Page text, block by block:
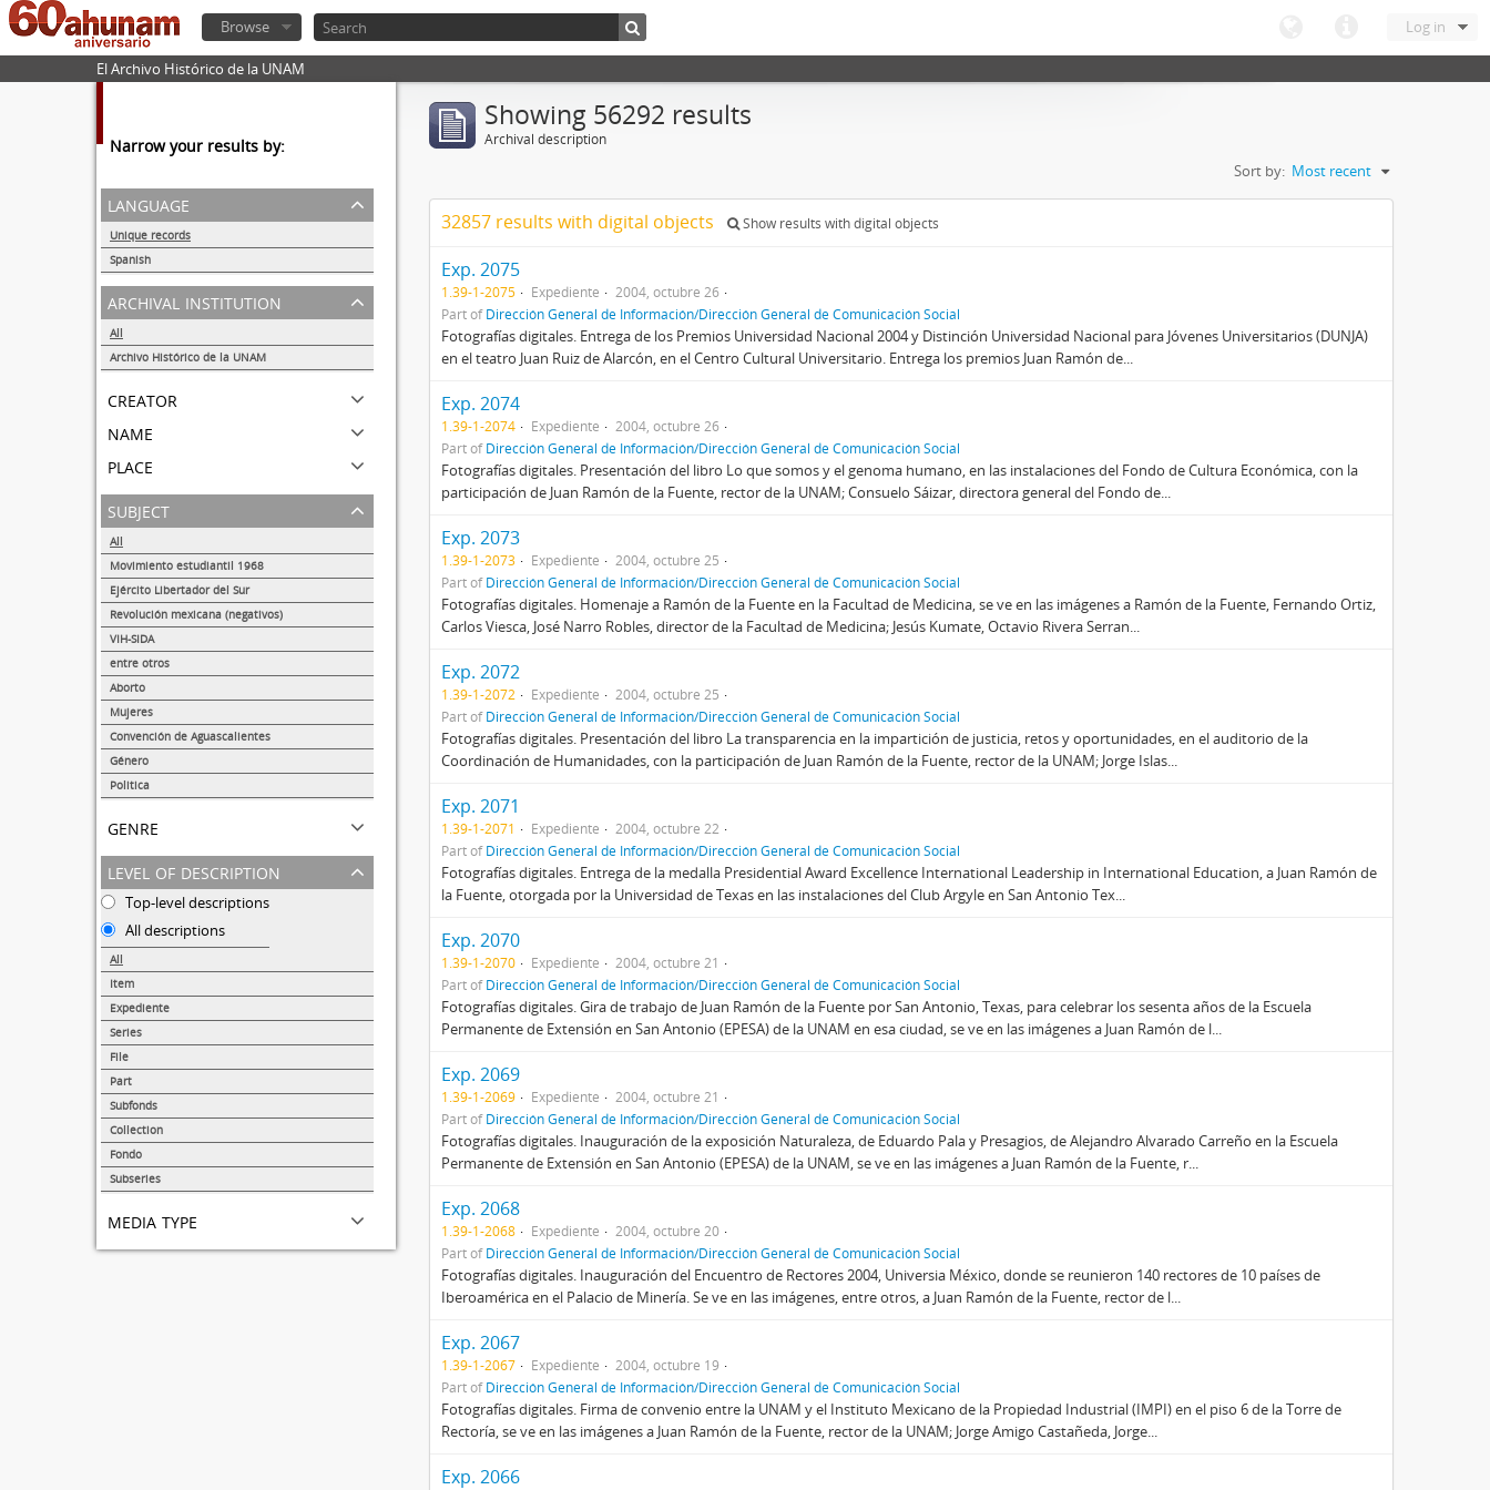
Log in
Browse
El Archivo Histórico de la UNAM
Narrow your results by:
language
Unique records
Spanish
56260
archival institution
All
Archivo Histórico de la UNAM
creator
name
place
subject
All
Movimiento estudiantil 1968
Ejército Libertador del Sur
Revolución mexicana (negativos)
VIH-SIDA
entre otros
Aborto
Mujeres
Convención de Aguascalientes
Género
Politica
genre
level of description
Top-level descriptions
All descriptions
All
Item
Expediente
Series
File
Part
Subfonds
Collection
Fondo
Subseries
media type
Showing 56292 results
Archival description
Sort by: Most recent
32857 results with digital objects Show results with digital objects
Exp. 2075
1.39-1-2075 Expediente
2004, octubre 26
Part ofDirección General de Información/Dirección General de Comunicación Social
Fotografías digitales. Entrega de los Premios Universidad Nacional 2004 y Distinción Universidad Nacional para Jóvenes Universitarios (DUNJA)
en el teatro Juan Ruiz de Alarcón, en el Centro Cultural Universitario. Entrega los premios Juan Ramón de...
Exp. 2074
1.39-1-2074 Expediente
2004, octubre 26
Part ofDirección General de Información/Dirección General de Comunicación Social
Fotografías digitales. Presentación del libro Lo que somos y el genoma humano, en las instalaciones del Fondo de Cultura Económica, con la
participación de Juan Ramón de la Fuente, rector de la UNAM; Consuelo Sáizar, directora general del Fondo de...
Exp. 2073
1.39-1-2073 Expediente
2004, octubre 25
Part ofDirección General de Información/Dirección General de Comunicación Social
Fotografías digitales. Homenaje a Ramón de la Fuente en la Facultad de Medicina, se ve en las imágenes a Ramón de la Fuente, Fernando Ortiz,
Carlos Viesca, José Narro Robles, director de la Facultad de Medicina; Jesús Kumate, Octavio Rivera Serran...
Exp. 2072
1.39-1-2072 Expediente
2004, octubre 25
Part ofDirección General de Información/Dirección General de Comunicación Social
Fotografías digitales. Presentación del libro La transparencia en la impartición de justicia, retos y oportunidades, en el auditorio de la
Coordinación de Humanidades, con la participación de Juan Ramón de la Fuente, rector de la UNAM; Jorge Islas...
Exp. 2071
1.39-1-2071 Expediente
2004, octubre 22
Part ofDirección General de Información/Dirección General de Comunicación Social
Fotografías digitales. Entrega de la medalla Presidential Award Excellence International Leadership in International Education, a Juan Ramón de
la Fuente, otorgada por la Universidad de Texas en las instalaciones del Club Argyle en San Antonio Tex...
Exp. 2070
1.39-1-2070 Expediente
2004, octubre 21
Part ofDirección General de Información/Dirección General de Comunicación Social
Fotografías digitales. Gira de trabajo de Juan Ramón de la Fuente por San Antonio, Texas, para celebrar los sesenta años de la Escuela
Permanente de Extensión en San Antonio (EPESA) de la UNAM en esa ciudad, se ve en las imágenes a Juan Ramón de l...
Exp. 2069
1.39-1-2069 Expediente
2004, octubre 21
Part ofDirección General de Información/Dirección General de Comunicación Social
Fotografías digitales. Inauguración de la exposición Naturaleza, de Eduardo Pala y Presagios, de Alejandro Alvarado Carreño en la Escuela
Permanente de Extensión en San Antonio (EPESA) de la UNAM, se ve en las imágenes a Juan Ramón de la Fuente, r...
Exp. 2068
1.39-1-2068 Expediente
2004, octubre 20
Part ofDirección General de Información/Dirección General de Comunicación Social
Fotografías digitales. Inauguración del Encuentro de Rectores 2004, Universia México, donde se reunieron 140 rectores de 10 países de
Iberoamérica en el Palacio de Minería. Se ve en las imágenes, entre otros, a Juan Ramón de la Fuente, rector de l...
Exp. 2067
1.39-1-2067 Expediente
2004, octubre 19
Part ofDirección General de Información/Dirección General de Comunicación Social
Fotografías digitales. Firma de convenio entre la UNAM y el Instituto Mexicano de la Propiedad Industrial (IMPI) en el piso 6 de la Torre de
Rectoría, se ve en las imágenes a Juan Ramón de la Fuente, rector de la UNAM; Jorge Amigo Castañeda, Jorge...
Exp. 2066